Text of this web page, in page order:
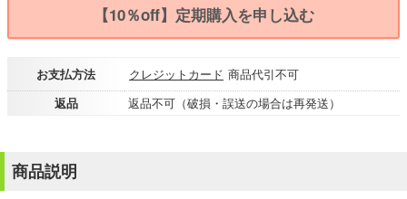
【10％off】定期購入を申し込む
お支払方法 クレジットカード 商品代引不可
返品
返品不可（破損・誤送の場合は再発送）
商品説明